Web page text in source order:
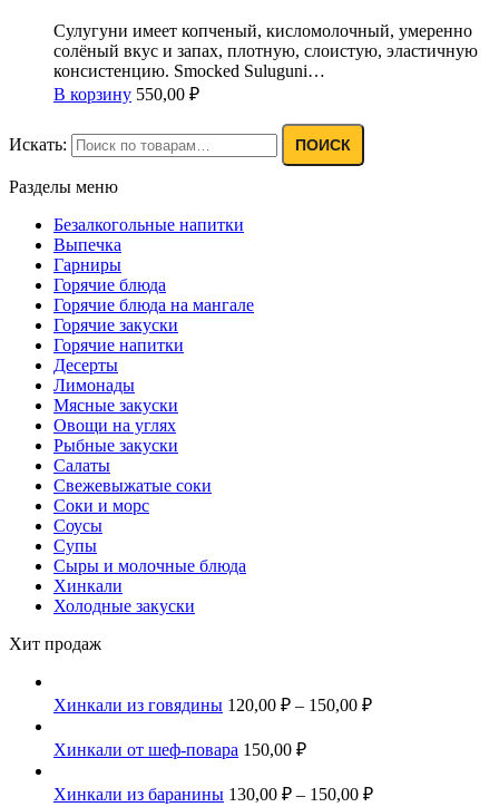
Сулугуни имеет копченый, кисломолочный, умеренно
солёный вкус и запах, плотную, слоистую, эластичную
консистенцию. Smocked Suluguni…
В корзину 550,00 ₽
Искать: ПОИСК
Разделы меню
Безалкогольные напитки
Выпечка
Гарниры
Горячие блюда
Горячие блюда на мангале
Горячие закуски
Горячие напитки
Десерты
Лимонады
Мясные закуски
Овощи на углях
Рыбные закуски
Салаты
Свежевыжатые соки
Соки и морс
Соусы
Супы
Сыры и молочные блюда
Хинкали
Холодные закуски
Хит продаж
Хинкали из говядины 120,00 ₽ – 150,00 ₽
Хинкали от шеф-повара 150,00 ₽
Хинкали из баранины 130,00 ₽ – 150,00 ₽